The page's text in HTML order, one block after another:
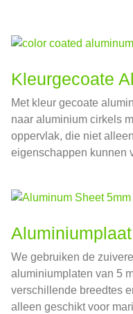
Kleurgecoate
Met kleur gecoate
naar aluminium cirkels
oppervlak, die niet
eigenschappen kunnen
We gebruiken de
aluminiumplaten van 5
verschillende breedtes
alleen geschikt voor